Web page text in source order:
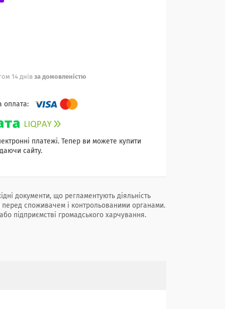
14 днів за домовленістю
платежі. Тепер ви можете купити
сайту.
документи, що регламентують діяльність
споживачем і контрольованими органами.
підприємстві громадського харчування.